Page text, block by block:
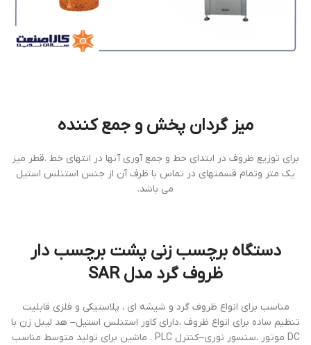
ميز گردان پخش و جمع كننده
براي توزيع ظروف در ابتداي خط و جمع آوري آنها در انتهاي خط .قطر ميز
يك متر وتمام قسمتهاي در تماس با ظرف آن از جنس استنلس استيل
مي باشد.
دستگاه برچسب زنی پشت برچسب دار
ظروف گرد مدل SAR
مناسب برای انواع ظروف گرد و شيشه ای ، پلاستيکی و فلزی قابليت
تنظيم ساده برای انواع ظروف ،دارای کاور استنلس استيل– هد ليبل زن با
DC موتور ،سنسور نوری–کنترل PLC . ماشين برای توليد متوسط مناسب